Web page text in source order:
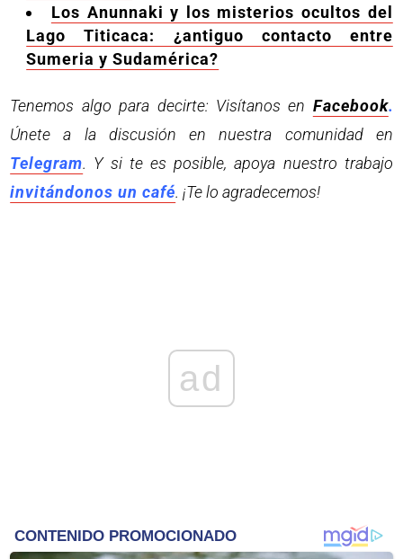
Los Anunnaki y los misterios ocultos del
Lago Titicaca: ¿antiguo contacto entre
Sumeria y Sudamérica?
Tenemos algo para decirte: Visítanos en Facebook.
Únete a la discusión en nuestra comunidad en
Telegram. Y si te es posible, apoya nuestro trabajo
invitándonos un café. ¡Te lo agradecemos!
ad